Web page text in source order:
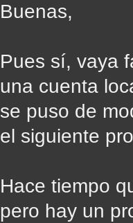
Buenas,
Pues sí, vaya
una cuenta
se puso de
el siguiente
Hace tiempo
pero hay un